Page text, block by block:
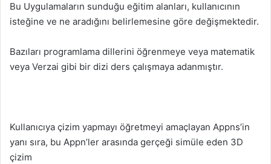
Bu Uygulamaların sunduğu eğitim alanları, kullanıcının
isteğine ve ne aradığını belirlemesine göre değişmektedir.
Bazıları programlama dillerini öğrenmeye veya matematik
veya Verzai gibi bir dizi ders çalışmaya adanmıştır.
Kullanıcıya çizim yapmayı öğretmeyi amaçlayan Appns’in
yanı sıra, bu Appn’ler arasında gerçeği simüle eden 3D
çizim